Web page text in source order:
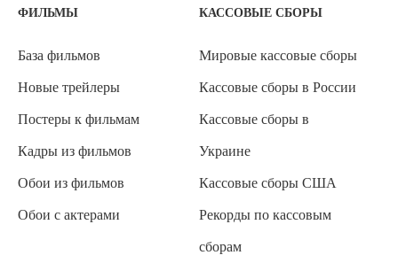
ФИЛЬМЫ
База фильмов
Новые трейлеры
Постеры к фильмам
Кадры из фильмов
Обои из фильмов
Обои с актерами
КАССОВЫЕ СБОРЫ
Мировые кассовые сборы
Кассовые сборы в России
Кассовые сборы в
Украине
Кассовые сборы США
Рекорды по кассовым
сборам